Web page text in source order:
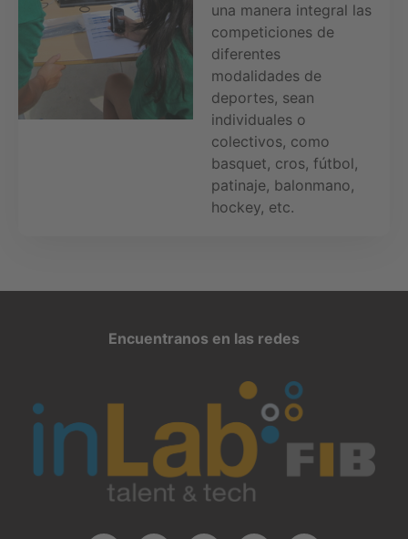
una manera integral las
competiciones de
diferentes
modalidades de
deportes, sean
individuales o
colectivos, como
basquet, cros, fútbol,
patinaje, balonmano,
hockey, etc.
Encuentranos en las redes